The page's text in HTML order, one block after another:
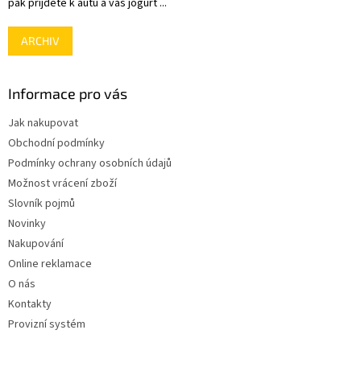
ARCHIV
Informace pro vás
Jak nakupovat
Obchodní podmínky
Podmínky ochrany osobních údajů
Možnost vrácení zboží
Slovník pojmů
Novinky
Nakupování
Online reklamace
O nás
Kontakty
Provizní systém